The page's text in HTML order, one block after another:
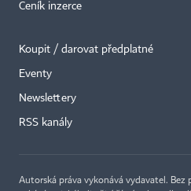
Ceník inzerce
Koupit / darovat předplatné
Eventy
Newslettery
RSS kanály
Autorská práva vykonává vydavatel. Bez